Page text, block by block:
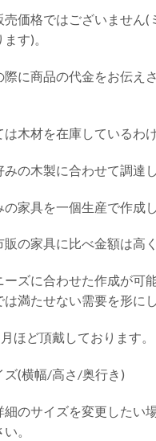
売価格ではございません(
す)。
際に商品の代金をお伝え
木材を在庫しているわ
の木製に合わせて調達し
の家具を一個生産で作成し
の家具に比べ金額は高
ズに合わせた作成が可
満たせない需要を形にし
ほど頂戴しております。
ズ(横幅/高さ/奥行き)
細のサイズを変更したい
。